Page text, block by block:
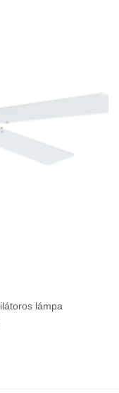
lámpa